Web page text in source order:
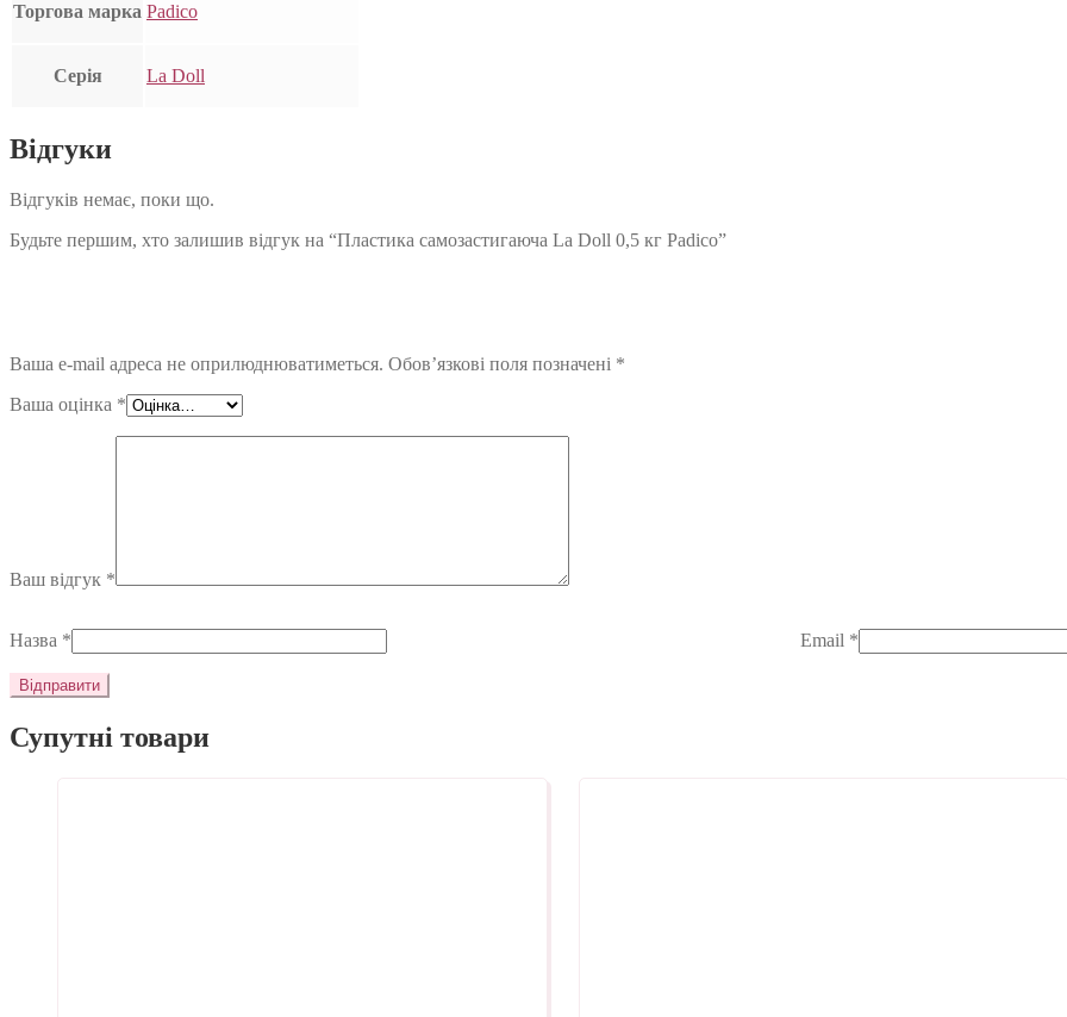
Торгова марка Padico
Серія La Doll
Відгуки
Відгуків немає, поки що.
Будьте першим, хто залишив відгук на “Пластика самозастигаюча La Doll 0,5 кг Padico”
Ваша e-mail адреса не оприлюднюватиметься. Обов’язкові поля позначені *
Ваша оцінка *
Ваш відгук *
Назва * Email *
Супутні товари